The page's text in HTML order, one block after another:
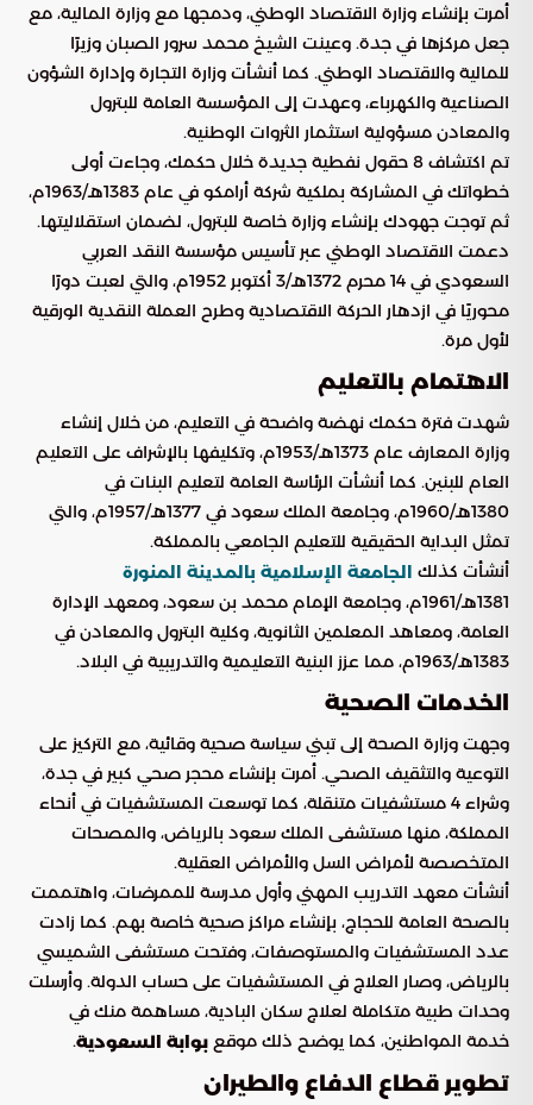
أمرت بإنشاء وزارة الاقتصاد الوطني، ودمجها مع وزارة المالية، مع
جعل مركزها في جدة. وعينت الشيخ محمد سرور الصبان وزيرًا
للمالية والاقتصاد الوطني. كما أنشأت وزارة التجارة وإدارة الشؤون
الصناعية والكهرباء، وعهدت إلى المؤسسة العامة للبترول
والمعادن مسؤولية استثمار الثروات الوطنية.
تم اكتشاف 8 حقول نفطية جديدة خلال حكمك، وجاءت أولى
خطواتك في المشاركة بملكية شركة أرامكو في عام 1383هـ/1963م،
ثم توجت جهودك بإنشاء وزارة خاصة للبترول، لضمان استقلاليتها.
دعمت الاقتصاد الوطني عبر تأسيس مؤسسة النقد العربي
السعودي في 14 محرم 1372هـ/3 أكتوبر 1952م، والتي لعبت دورًا
محوريًا في ازدهار الحركة الاقتصادية وطرح العملة النقدية الورقية
لأول مرة.
الاهتمام بالتعليم
شهدت فترة حكمك نهضة واضحة في التعليم، من خلال إنشاء
وزارة المعارف عام 1373هـ/1953م، وتكليفها بالإشراف على التعليم
العام للبنين. كما أنشأت الرئاسة العامة لتعليم البنات في
1380هـ/1960م، وجامعة الملك سعود في 1377هـ/1957م، والتي
تمثل البداية الحقيقية للتعليم الجامعي بالمملكة.
أنشأت كذلك الجامعة الإسلامية بالمدينة المنورة
1381هـ/1961م، وجامعة الإمام محمد بن سعود، ومعهد الإدارة
العامة، ومعاهد المعلمين الثانوية، وكلية البترول والمعادن في
1383هـ/1963م، مما عزز البنية التعليمية والتدريبية في البلاد.
الخدمات الصحية
وجهت وزارة الصحة إلى تبني سياسة صحية وقائية، مع التركيز على
التوعية والتثقيف الصحي. أمرت بإنشاء محجر صحي كبير في جدة،
وشراء 4 مستشفيات متنقلة، كما توسعت المستشفيات في أنحاء
المملكة، منها مستشفى الملك سعود بالرياض، والمصحات
المتخصصة لأمراض السل والأمراض العقلية.
أنشأت معهد التدريب المهني وأول مدرسة للممرضات، واهتممت
بالصحة العامة للحجاج، بإنشاء مراكز صحية خاصة بهم. كما زادت
عدد المستشفيات والمستوصفات، وفتحت مستشفى الشميسي
بالرياض، وصار العلاج في المستشفيات على حساب الدولة. وأرسلت
وحدات طبية متكاملة لعلاج سكان البادية، مساهمة منك في
خدمة المواطنين، كما يوضح ذلك موقع بوابة السعودية.
تطوير قطاع الدفاع والطيران